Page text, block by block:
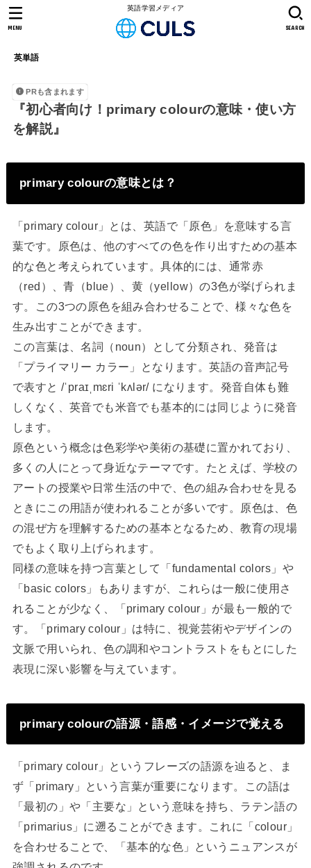
英語学習メディア
英単語
SEARCH
MENU
PRも含まれます
『初心者向け！primary colourの意味・使い方
を解説』
primary colourの意味とは？
「primary colour」とは、英語で「原色」を意味する言
葉です。原色は、他のすべての色を作り出すための基本
的な色と考えられています。具体的には、通常赤
（red）、青（blue）、黄（yellow）の3色が挙げられま
す。この3つの原色を組み合わせることで、様々な色を
生み出すことができます。
この言葉は、名詞（noun）として分類され、発音は
「プライマリー カラー」となります。英語の音声記号
で表すと /ˈpraɪˌmɛri ˈkʌlər/ になります。発音自体も難
しくなく、英音でも米音でも基本的には同じように発音
します。
原色という概念は色彩学や美術の基礎に置かれており、
多くの人にとって身近なテーマです。たとえば、学校の
アートの授業や日常生活の中で、色の組み合わせを見る
ときにこの用語が使われることが多いです。原色は、色
の混ぜ方を理解するための基本となるため、教育の現場
でもよく取り上げられます。
同様の意味を持つ言葉として「fundamental colors」や
「basic colors」もありますが、これらは一般に使用さ
れることが少なく、「primary colour」が最も一般的で
す。「primary colour」は特に、視覚芸術やデザインの
文脈で用いられ、色の調和やコントラストをもとにした
表現に深い影響を与えています。
primary colourの語源・語感・イメージで覚える
「primary colour」というフレーズの語源を辿ると、ま
ず「primary」という言葉が重要になります。この語は
「最初の」や「主要な」という意味を持ち、ラテン語の
「primarius」に遡ることができます。これに「colour」
を合わせることで、「基本的な色」というニュアンスが